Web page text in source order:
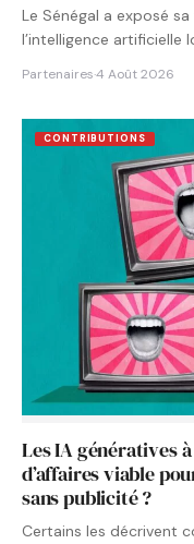
Le Sénégal a exposé
l’intelligence artificielle
Partenaires·4 Août 2026
CONTRIBUTIONS
Les IA génératives
d’affaires viable
sans publicité ?
Certains les décrivent